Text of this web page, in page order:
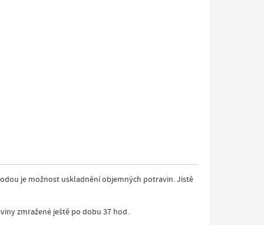
je možnost uskladnění objemných potravin. Jistě
zmražené ještě po dobu 37 hod.